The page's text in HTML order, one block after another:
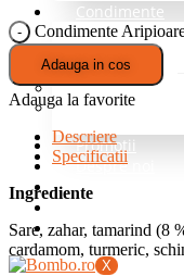
Condimente
Grill si Barbeque
Mixuri de baza
Pentru cartofi
Professional – fara
Promotii
Despre noi
Blog
Contact
X
Condimente
Adauga in cos
Adauga la favorite
Descriere
Specificatii
Ingrediente
Sare, zahar, tamarind (8
cardamom, turmeric,